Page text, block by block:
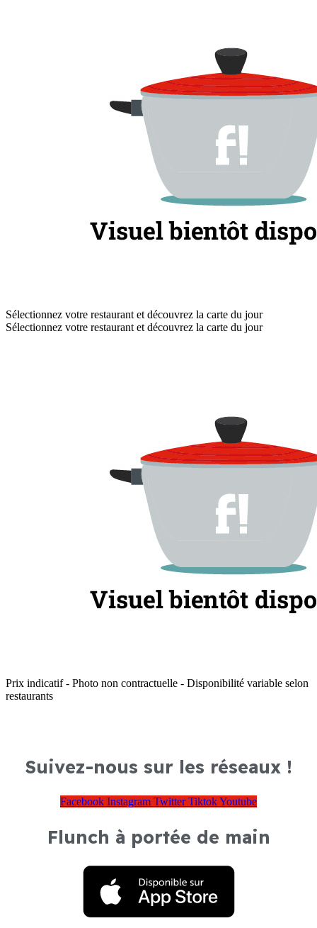
Sélectionnez votre restaurant et découvrez la carte du jour
Sélectionnez votre restaurant et découvrez la carte du jour
Prix indicatif - Photo non contractuelle - Disponibilité variable selon
restaurants
Suivez-nous sur les réseaux !
Facebook Instagram Twitter TiktokYoutube
Flunch à portée de main